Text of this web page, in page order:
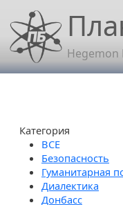
Перейти к основному
Hegemon
Категория
Безопасность
Гуманитарная
Диалектика
Донбасс